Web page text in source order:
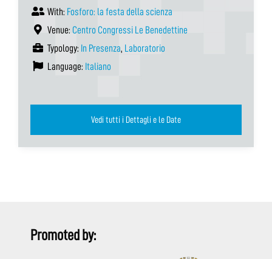
With: Fosforo: la festa della scienza
Venue: Centro Congressi Le Benedettine
Typology: In Presenza, Laboratorio
Language: Italiano
Vedi tutti i Dettagli e le Date
Promoted by: